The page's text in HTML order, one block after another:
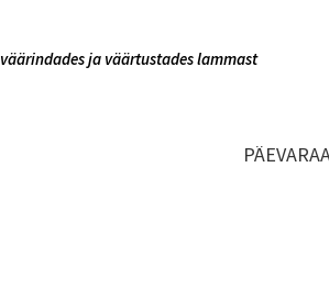
väärindades ja